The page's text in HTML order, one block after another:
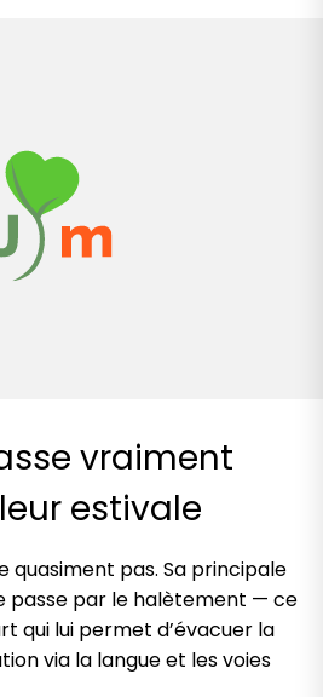
vraiment
estivale
quasiment pas. Sa principale
passe par le halètement — ce
qui lui permet d’évacuer la
via la langue et les voies